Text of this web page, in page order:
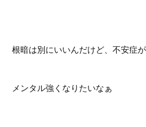
根暗は別にいいんだけど、不安症
メンタル強くなりたいなぁ